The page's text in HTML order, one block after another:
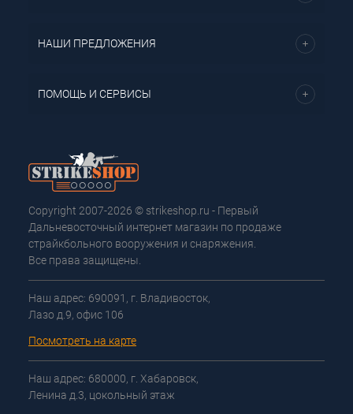
НАШИ ПРЕДЛОЖЕНИЯ
ПОМОЩЬ И СЕРВИСЫ
Copyright 2007-2026 © strikeshop.ru - Первый
Дальневосточный интернет магазин по продаже
страйкбольного вооружения и снаряжения.
Все права защищены.
Наш адрес: 690091, г. Владивосток,
Лазо д.9, офис 106
Посмотреть на карте
Наш адрес: 680000, г. Хабаровск,
Ленина д.3, цокольный этаж